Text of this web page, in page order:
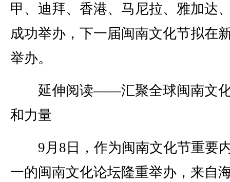
甲、迪拜、香港、马尼拉、雅加达
成功举办，下一届闽南文化节拟在
举办。
延伸阅读——汇聚全球闽南文
和力量
9月8日，作为闽南文化节重要
一的闽南文化论坛隆重举办，来自